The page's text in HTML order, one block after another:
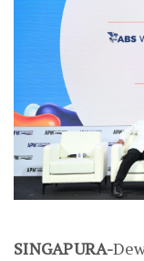
SINGAPURA-